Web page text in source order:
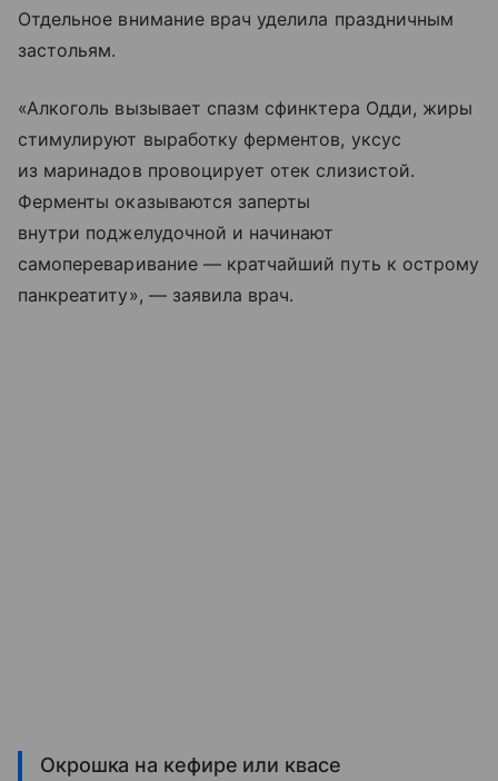
Отдельное внимание врач уделила праздничным
застольям.
«Алкоголь вызывает спазм сфинктера Одди, жиры
стимулируют выработку ферментов, уксус
из маринадов провоцирует отек слизистой.
Ферменты оказываются заперты
внутри поджелудочной и начинают
самопереваривание — кратчайший путь к острому
панкреатиту», — заявила врач.
Окрошка на кефире или квасе